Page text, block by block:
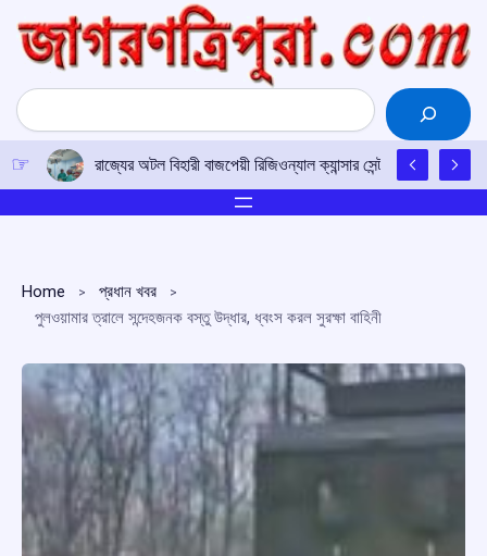
content
Search
রাজ্যের অটল বিহারী বাজপেয়ী রিজিওন্যাল ক্যান্সার সেন্টারে উত্তর-
Home
প্রধান খবর
পুলওয়ামার ত্রালে সন্দেহজনক বস্তু উদ্ধার, ধ্বংস করল সুরক্ষা বাহিনী